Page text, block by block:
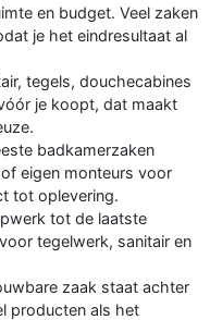
en budget. Veel zaken
je het eindresultaat al
tegels, douchecabines
je koopt, dat maakt
badkamerzaken
eigen monteurs voor
tot oplevering.
tot de laatste
tegelwerk, sanitair en
zaak staat achter
producten als het